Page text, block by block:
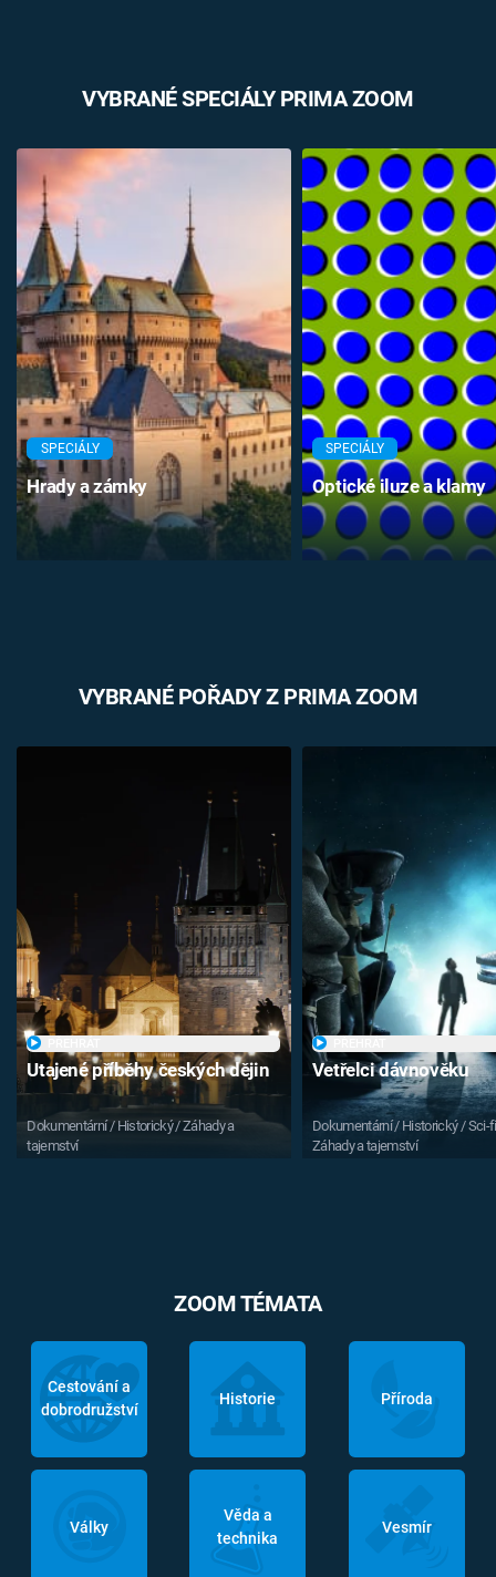
VYBRANÉ SPECIÁLY PRIMA ZOOM
SPECIÁLY
Hrady a zámky
SPECIÁLY
Optické iluze a klamy
VYBRANÉ POŘADY Z PRIMA ZOOM
Utajené příběhy českých dějin
Dokumentární / Historický / Záhady a
tajemství
Vetřelci dávnověku
Dokumentární / Historický / Sci-
Záhady a tajemství
ZOOM TÉMATA
Cestování a
dobrodružství
Historie Příroda
Války
Věda a
technika
Vesmír